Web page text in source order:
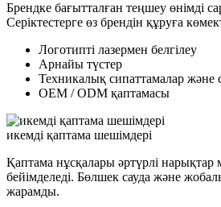
Брендке бағытталған теңшеу өнімді
Серіктестерге өз брендін құруға
Логотипті лазермен белгілеу
Арнайы түстер
Техникалық сипаттамалар және
OEM / ODM қаптамасы
икемді қаптама шешімдері
Қаптама нұсқалары әртүрлі нарықтар
бейімделеді. Бөлшек сауда және
жарамды.